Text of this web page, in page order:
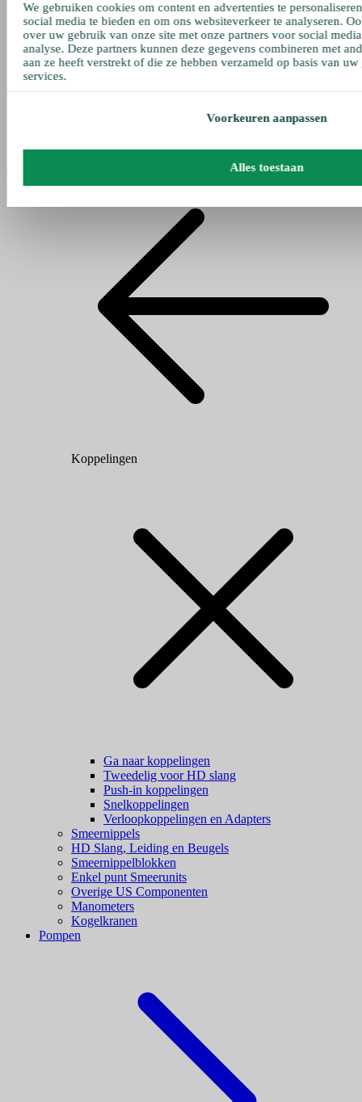
Koppelingen
Ga naar koppelingen
Tweedelig voor HD slang
Push-in koppelingen
Snelkoppelingen
Verloopkoppelingen en Adapters
Smeernippels
HD Slang, Leiding en Beugels
Smeernippelblokken
Enkel punt Smeerunits
Overige US Componenten
Manometers
Kogelkranen
Pompen
We gebruiken cookies om content en advertenties te
social media te bieden en om ons websiteverkeer te analyseren.
over uw gebruik van onze site met onze partners voor social
analyse. Deze partners kunnen deze gegevens combineren met
aan ze heeft verstrekt of die ze hebben verzameld op basis van
services.
Voorkeuren aanpassen
Alles toestaan